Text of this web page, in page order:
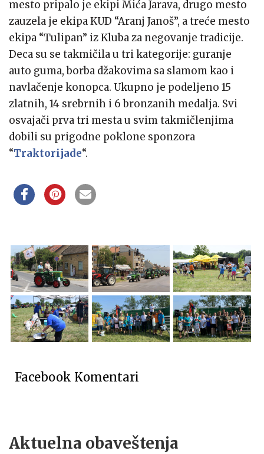
mesto pripalo je ekipi Mića Jarava, drugo mesto
zauzela je ekipa KUD “Aranj Janoš”, a treće mesto
ekipa “Tulipan” iz Kluba za negovanje tradicije.
Deca su se takmičila u tri kategorije: guranje
auto guma, borba džakovima sa slamom kao i
navlačenje konopca. Ukupno je podeljeno 15
zlatnih, 14 srebrnih i 6 bronzanih medalja. Svi
osvajači prva tri mesta u svim takmičlenjima
dobili su prigodne poklone sponzora
“Traktorijade“.
Facebook Komentari
Aktuelna obaveštenja